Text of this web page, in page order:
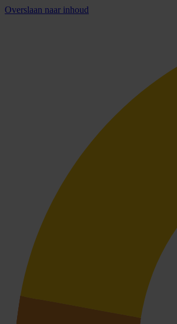
Overslaan naar inhoud